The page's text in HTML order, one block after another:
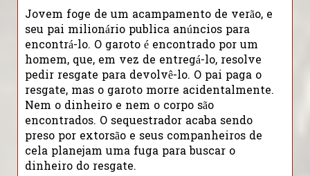
Jovem foge de um acampamento de verão, e
seu pai milionário publica anúncios para
encontrá-lo. O garoto é encontrado por um
homem, que, em vez de entregá-lo, resolve
pedir resgate para devolvê-lo. O pai paga o
resgate, mas o garoto morre acidentalmente.
Nem o dinheiro e nem o corpo são
encontrados. O sequestrador acaba sendo
preso por extorsão e seus companheiros de
cela planejam uma fuga para buscar o
dinheiro do resgate.